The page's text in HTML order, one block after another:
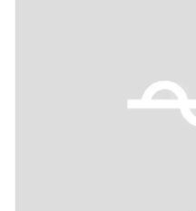
Previous slide